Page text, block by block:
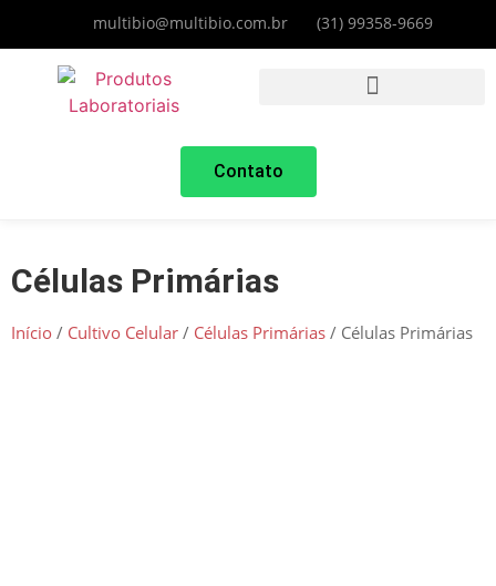
multibio@multibio.com.br (31) 99358-9669
Contato
Células Primárias
Início / Cultivo Celular / Células Primárias / Células Primárias